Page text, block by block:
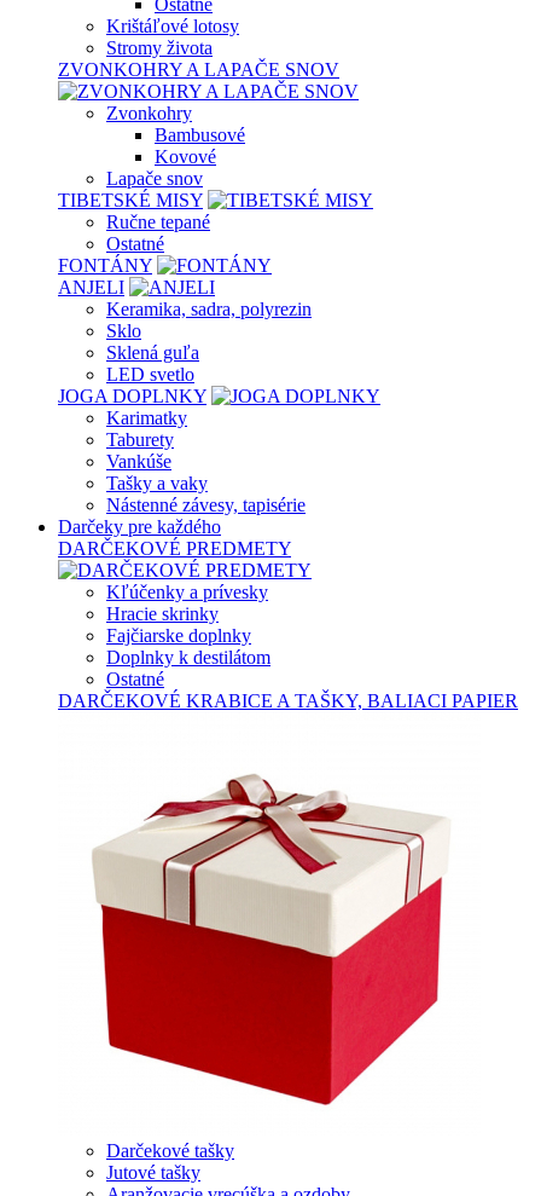
Ostatné
Krištáľové lotosy
Stromy života
ZVONKOHRY A LAPAČE SNOV
Zvonkohry
Bambusové
Kovové
Lapače snov
TIBETSKÉ MISY
Ručne tepané
Ostatné
FONTÁNY
ANJELI
Keramika, sadra, polyrezin
Sklo
Sklená guľa
LED svetlo
JOGA DOPLNKY
Karimatky
Taburety
Vankúše
Tašky a vaky
Nástenné závesy, tapisérie
Darčeky pre každého
DARČEKOVÉ PREDMETY
Kľúčenky a prívesky
Hracie skrinky
Fajčiarske doplnky
Doplnky k destilátom
Ostatné
DARČEKOVÉ KRABICE A TAŠKY, BALIACI PAPIER
Darčekové tašky
Jutové tašky